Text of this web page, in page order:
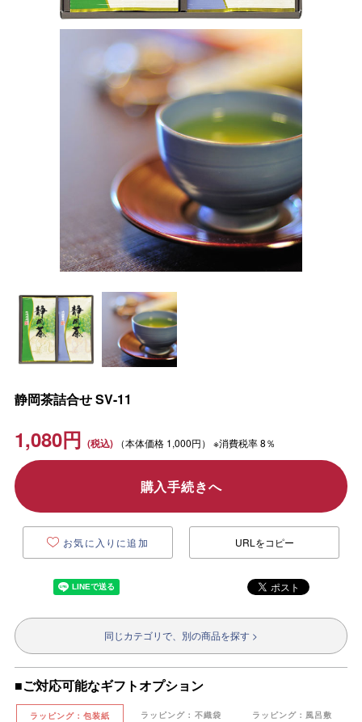
静岡茶詰合せ SV-11
1,080円 （本体価格 1,000円） ※消費税率 8％
購入手続きへ
お気に入りに追加 URLをコピー
同じカテゴリで、別の商品を探す >
■ご対応可能なギフトオプション
ラッピング：包装紙 ラッピング：不織袋 ラッピング：風呂敷